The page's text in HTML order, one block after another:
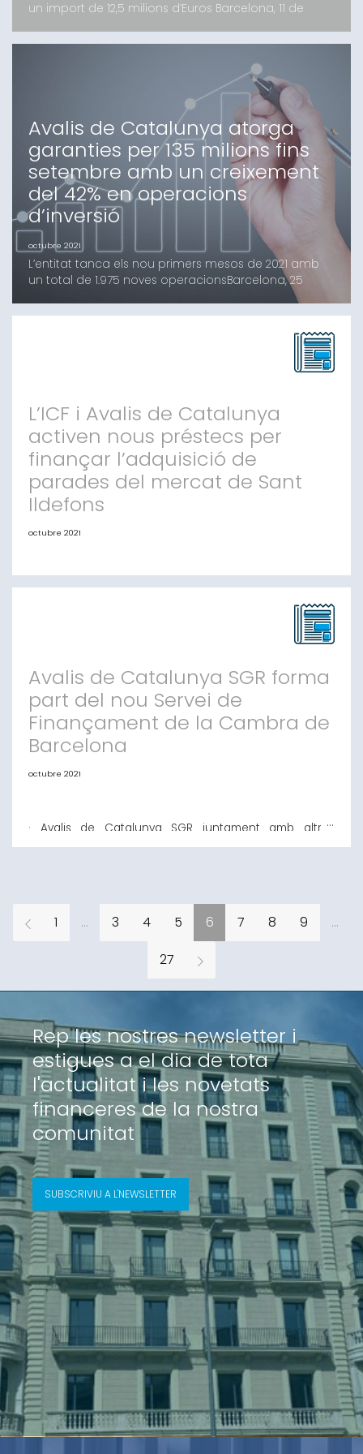
un import de 12,5 milions d’Euros Barcelona, 11 de
l’octubre de 2020 s’ha consumit un 80 % de la línia B-
ciutat de Barcelona.L’import dels préstecs és de
12.500 euros i té un termini de 5 anys, amb
Avalis de Catalunya atorga
garanties per 135 milions fins
setembre amb un creixement
del 42% en operacions
d’inversió
octubre 2021
L’entitat tanca els nou primers mesos de 2021 amb
un total de 1.975 noves operacionsBarcelona, 25
d’octubre de 2021.- Avalis de Catalunya ha atorgat
garanties per valor de 135 milions d’euros a favor
d’autònoms i pimes durant els primers nou mesos
de 2021, amb un creixement del 42% en operacions
d’inversió respecte del mateix període de l’any anter
L’ICF i Avalis de Catalunya
activen nous préstecs per
finançar l’adquisició de
parades del mercat de Sant
Ildefons
octubre 2021
autònomes i pimes als qui s’ha adjudicat una parada
Llobregat). • Els préstecs, de fins a 250.000 euros,
comptaran amb l’aval d’Avalis. Barcelona, 21 d’octubre
de 2021.- L’Institut Català de Finances (ICF) i Avalis de
Avalis de Catalunya SGR forma
part del nou Servei de
Finançament de la Cambra de
Barcelona
octubre 2021
· Avalis de Catalunya SGR juntament amb altres
món financer, públic i privat, aportaran solucions
financeres per ajudar a les empreses en l’àmbit fi
1 ... 3 4 5 6 7 8 9
...
27
Rep les nostres newsletter i
estigues a el dia de tota
l'actualitat i les novetats
financeres de la nostra
comunitat
SUBSCRIVIU A L'NEWSLETTER